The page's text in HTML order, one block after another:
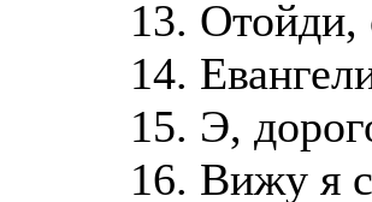
13. Отойди,
14.
15. Э,
16. Вижу я